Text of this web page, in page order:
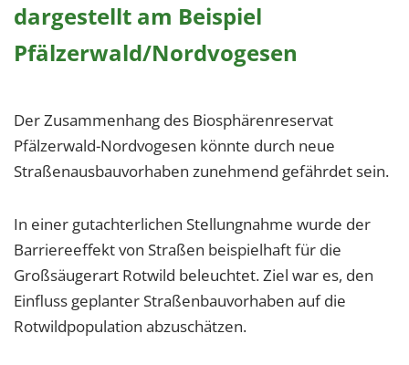
dargestellt am Beispiel
Pfälzerwald/Nordvogesen
Der Zusammenhang des Biosphärenreservat
Pfälzerwald-Nordvogesen könnte durch neue
Straßenausbauvorhaben zunehmend gefährdet sein.
In einer gutachterlichen Stellungnahme wurde der
Barriereeffekt von Straßen beispielhaft für die
Großsäugerart Rotwild beleuchtet. Ziel war es, den
Einfluss geplanter Straßenbauvorhaben auf die
Rotwildpopulation abzuschätzen.